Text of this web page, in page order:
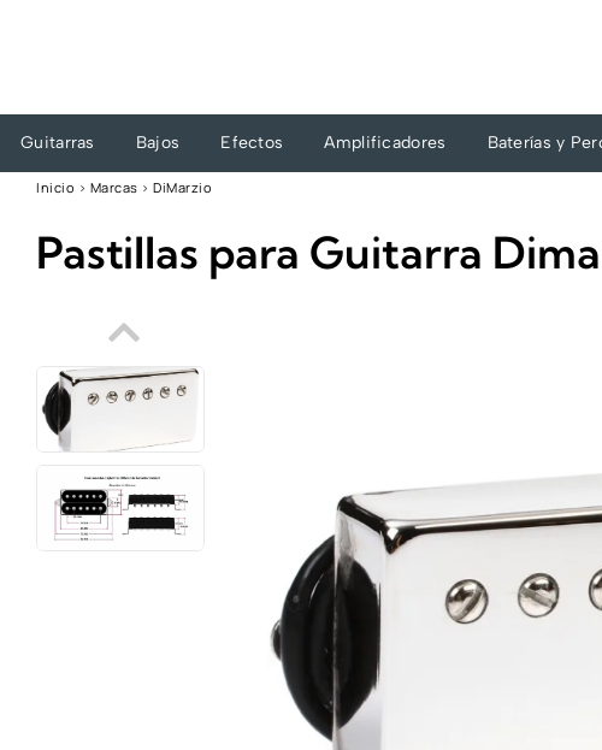
Guitarras Bajos Efectos Amplificadores Baterías y
Inicio › Marcas › DiMarzio
Pastillas para Guitarra